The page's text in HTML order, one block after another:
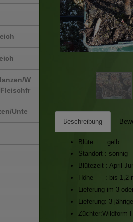
W
Unte
Beschreibung
Blüte :gelb
Standort : sonnig
Blütezeit : April-
Höhe : bis 1,2
Lieferung im 3
Lieferung: 3
Züchter:Wildform